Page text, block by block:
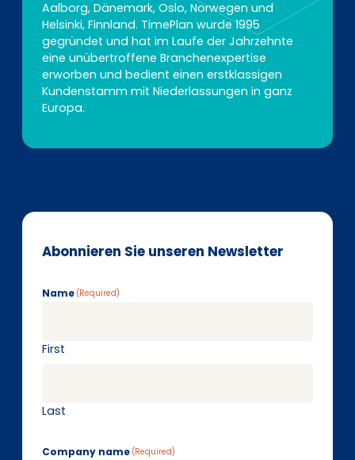
Aalborg, Dänemark, Oslo, Norwegen und
Helsinki, Finnland. TimePlan wurde 1995
gegründet und hat im Laufe der Jahrzehnte
eine unübertroffene Branchenexpertise
erworben und bedient einen erstklassigen
Kundenstamm mit Niederlassungen in ganz
Europa.
Abonnieren Sie unseren Newsletter
Name (Required)
First
Last
Company name (Required)